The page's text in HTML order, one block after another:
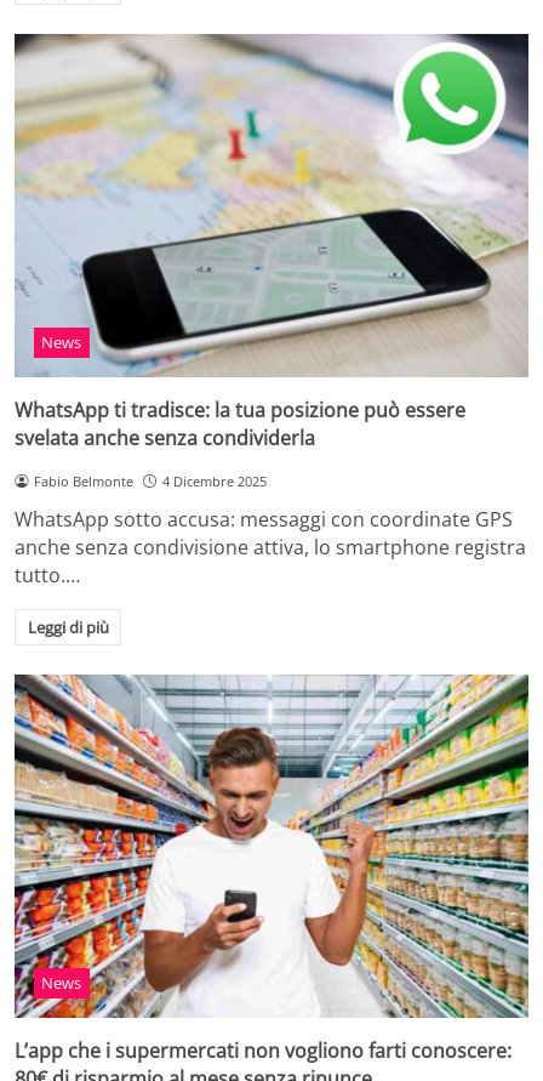
News
WhatsApp ti tradisce: la tua posizione può essere
svelata anche senza condividerla
Fabio Belmonte 4 Dicembre 2025
WhatsApp sotto accusa: messaggi con coordinate GPS
anche senza condivisione attiva, lo smartphone registra
tutto.…
Leggi di più
News
L’app che i supermercati non vogliono farti conoscere: